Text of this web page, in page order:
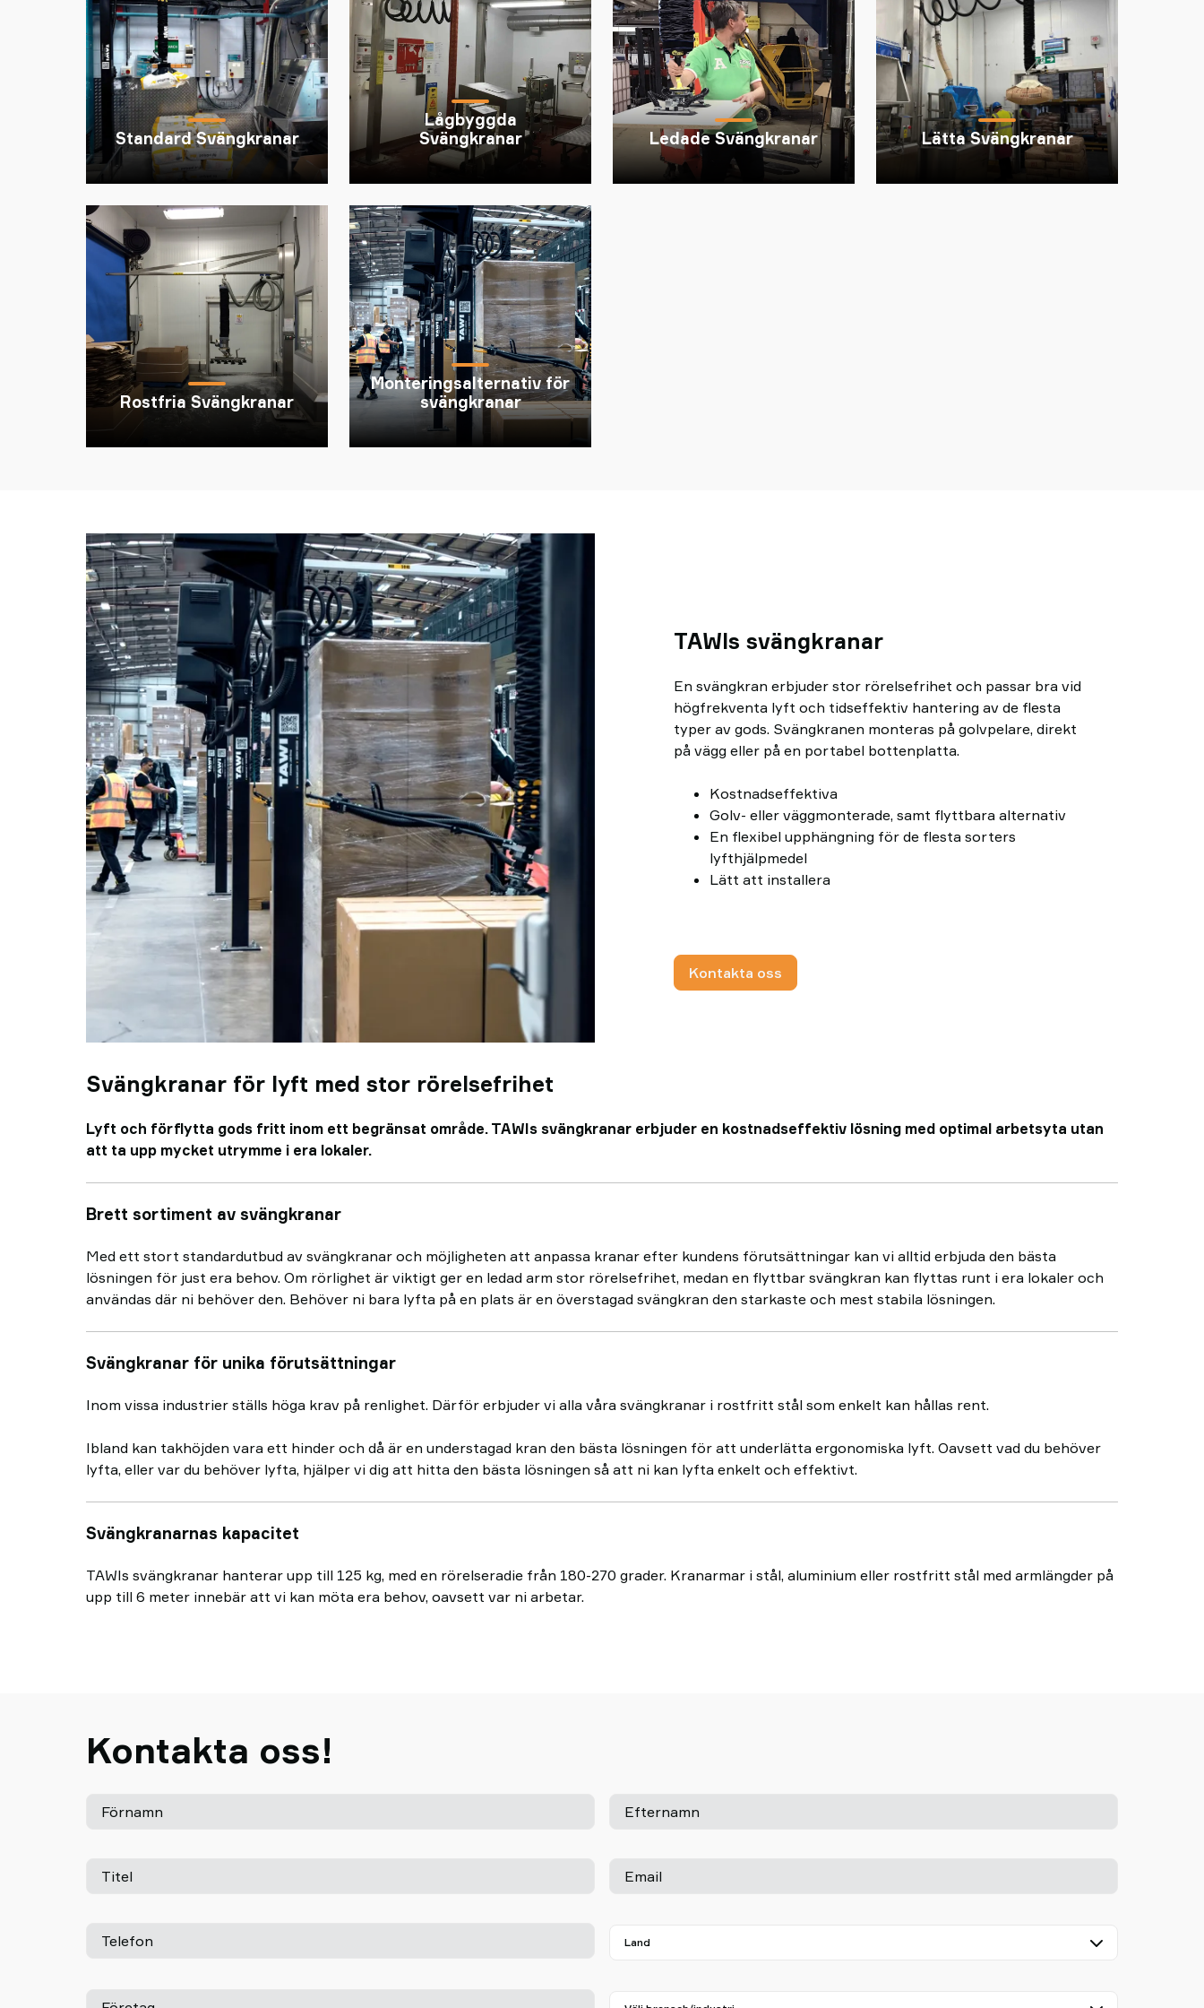
Standard Svängkranar
Lågbyggda
Svängkranar
Ledade Svängkranar Lätta Svängkranar
Rostfria Svängkranar
Monteringsalternativ för
svängkranar
TAWIs svängkranar
En svängkran erbjuder stor rörelsefrihet och passar bra vid
högfrekventa lyft och tidseffektiv hantering av de flesta
typer av gods. Svängkranen monteras på golvpelare, direkt
på vägg eller på en portabel bottenplatta.
Kostnadseffektiva
Golv- eller väggmonterade, samt flyttbara alternativ
En flexibel upphängning för de flesta sorters
lyfthjälpmedel
Lätt att installera
Kontakta oss
Svängkranar för lyft med stor rörelsefrihet
Lyft och förflytta gods fritt inom ett begränsat område. TAWIs svängkranar erbjuder en kostnadseffektiv lösning med optimal arbetsyta utan
att ta upp mycket utrymme i era lokaler.
Brett sortiment av svängkranar
Med ett stort standardutbud av svängkranar och möjligheten att anpassa kranar efter kundens förutsättningar kan vi alltid erbjuda den bästa
lösningen för just era behov. Om rörlighet är viktigt ger en ledad arm stor rörelsefrihet, medan en flyttbar svängkran kan flyttas runt i era lokaler och
användas där ni behöver den. Behöver ni bara lyfta på en plats är en överstagad svängkran den starkaste och mest stabila lösningen.
Svängkranar för unika förutsättningar
Inom vissa industrier ställs höga krav på renlighet. Därför erbjuder vi alla våra svängkranar i rostfritt stål som enkelt kan hållas rent.
Ibland kan takhöjden vara ett hinder och då är en understagad kran den bästa lösningen för att underlätta ergonomiska lyft. Oavsett vad du behöver
lyfta, eller var du behöver lyfta, hjälper vi dig att hitta den bästa lösningen så att ni kan lyfta enkelt och effektivt.
Svängkranarnas kapacitet
TAWIs svängkranar hanterar upp till 125 kg, med en rörelseradie från 180-270 grader. Kranarmar i stål, aluminium eller rostfritt stål med armlängder på
upp till 6 meter innebär att vi kan möta era behov, oavsett var ni arbetar.
Kontakta oss!
Förnamn Efternamn
Titel Email
Telefon